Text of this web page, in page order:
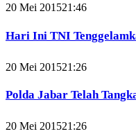
20 Mei 201521:46
Hari Ini TNI
20 Mei 201521:26
Polda Jabar Telah
20 Mei 201521:26